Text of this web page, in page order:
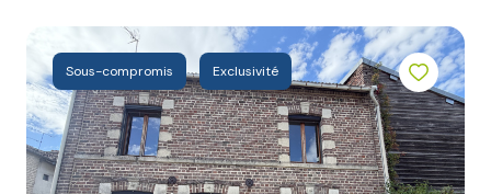
Notre
équipeSous-compromis Exclusivité